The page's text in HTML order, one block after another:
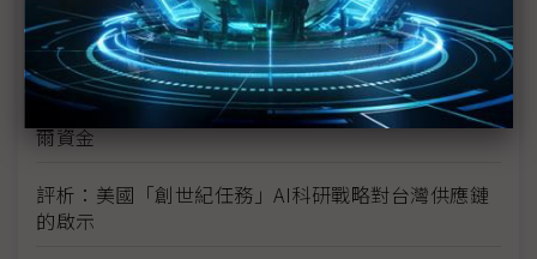
東南亞各國與美貿易協議持續推進 2026聚焦關鍵礦
產、轉口問題
陳立武與川普關鍵40分鐘會談 將政治阻力化為英特
爾資金
評析：美國「創世紀任務」AI科研戰略對台灣供應鏈
的啟示